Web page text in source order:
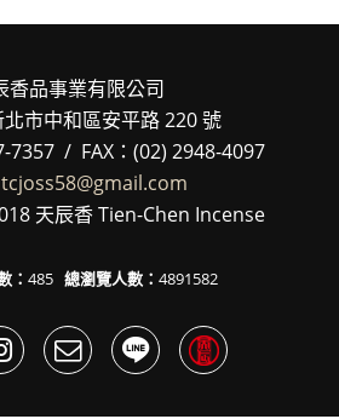
香品事業有限公司
市中和區安平路 220 號
7357 / FAX：(02) 2948-4097
tcjoss58@gmail.com
天辰香 Tien-Chen Incense
： 485 總瀏覽人數： 4891582